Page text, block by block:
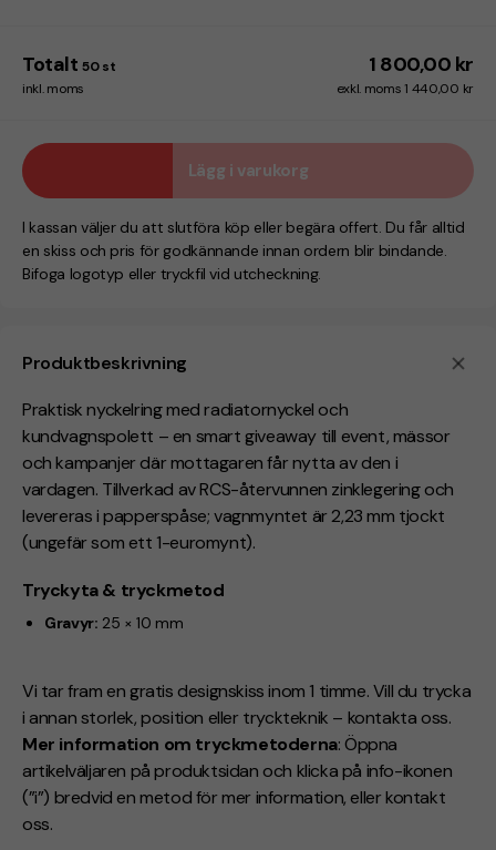
Produktbeskrivning
Praktisk nyckelring med radiatornyckel och
kundvagnspolett – en smart giveaway till event, mässor
och kampanjer där mottagaren får nytta av den i
vardagen. Tillverkad av RCS-återvunnen zinklegering och
levereras i papperspåse; vagnmyntet är 2,23 mm tjockt
(ungefär som ett 1-euromynt).
Tryckyta & tryckmetod
Gravyr: 25 × 10 mm
Vi tar fram en gratis designskiss inom 1 timme. Vill du trycka
i annan storlek, position eller tryckteknik – kontakta oss.
Mer information om tryckmetoderna: Öppna
artikelväljaren på produktsidan och klicka på info-ikonen
(”i”) bredvid en metod för mer information, eller kontakt
oss.
Totalt 50 st 1 800,00 kr
inkl. moms exkl. moms 1 440,00 kr
Lägg i varukorg
I kassan väljer du att slutföra köp eller begära offert. Du får alltid
en skiss och pris för godkännande innan ordern blir bindande.
Bifoga logotyp eller tryckfil vid utcheckning.